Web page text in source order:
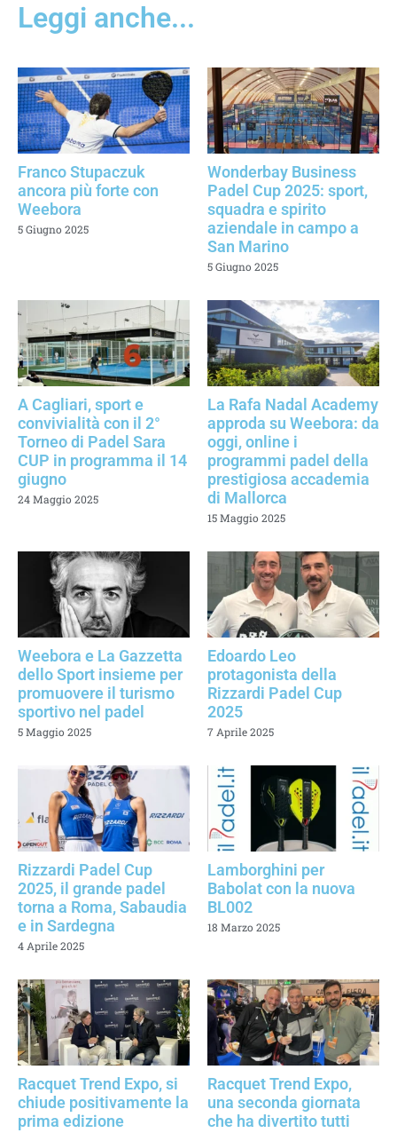
Leggi anche...
Franco Stupaczuk
ancora più forte con
Weebora
5 Giugno 2025
Wonderbay Business
Padel Cup 2025: sport,
squadra e spirito
aziendale in campo a
San Marino
5 Giugno 2025
A Cagliari, sport e
convivialità con il 2°
Torneo di Padel Sara
CUP in programma il 14
giugno
24 Maggio 2025
La Rafa Nadal Academy
approda su Weebora: da
oggi, online i
programmi padel della
prestigiosa accademia
di Mallorca
15 Maggio 2025
Weebora e La Gazzetta
dello Sport insieme per
promuovere il turismo
sportivo nel padel
5 Maggio 2025
Edoardo Leo
protagonista della
Rizzardi Padel Cup
2025
7 Aprile 2025
Rizzardi Padel Cup
2025, il grande padel
torna a Roma, Sabaudia
e in Sardegna
4 Aprile 2025
Lamborghini per
Babolat con la nuova
BL002
18 Marzo 2025
Racquet Trend Expo, si
chiude positivamente la
prima edizione
Racquet Trend Expo,
una seconda giornata
che ha divertito tutti